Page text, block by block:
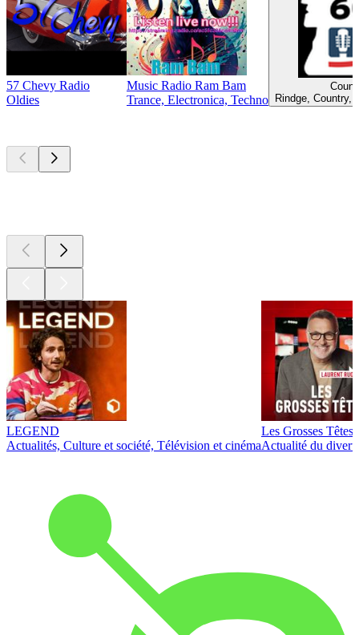
57 Chevy Radio
Oldies
Music Radio Ram Bam
Trance, Electronica, Techno
Rindge, Country,
LEGEND
Actualités, Culture et société, Télévision et cinéma
Les Grosses Têtes
Actualité du